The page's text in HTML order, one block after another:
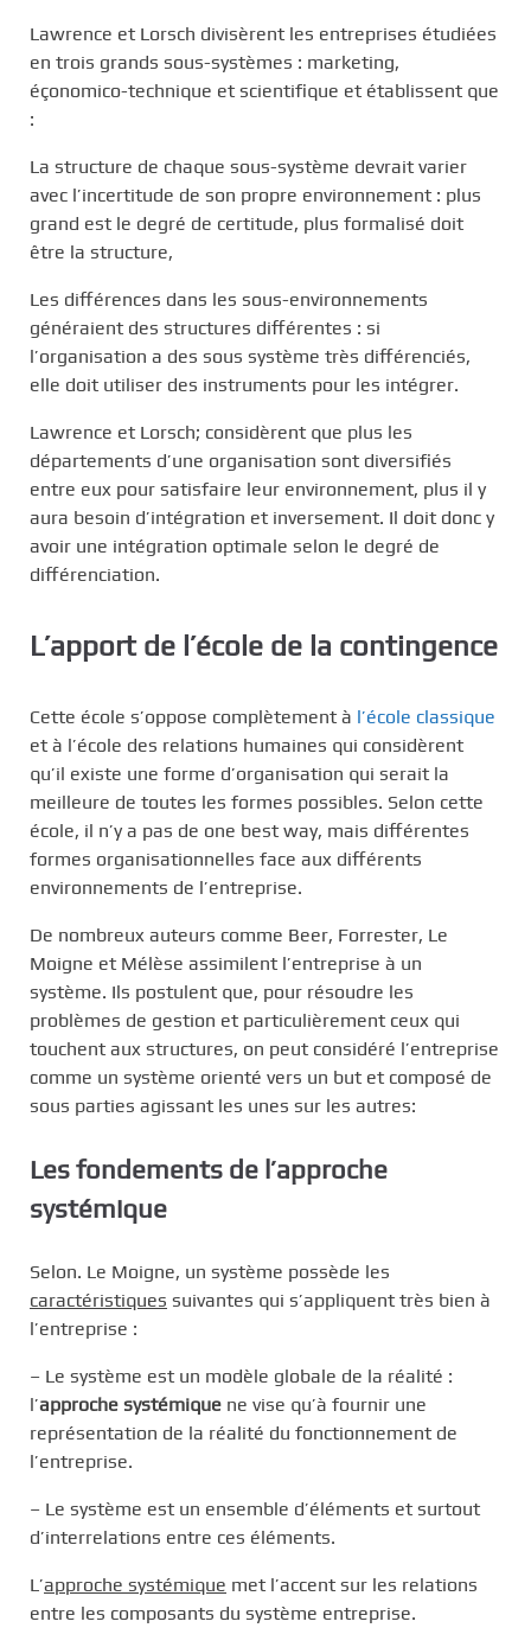
Lawrence et Lorsch divisèrent les entreprises étudiées
en trois grands sous-systèmes : marketing,
éçonomico-technique et scientifique et établissent que
:
La structure de chaque sous-système devrait varier
avec l’incertitude de son propre environnement : plus
grand est le degré de certitude, plus formalisé doit
être la structure,
Les différences dans les sous-environnements
généraient des structures différentes : si
l’organisation a des sous système très différenciés,
elle doit utiliser des instruments pour les intégrer.
Lawrence et Lorsch; considèrent que plus les
départements d’une organisation sont diversifiés
entre eux pour satisfaire leur environnement, plus il y
aura besoin d’intégration et inversement. Il doit donc y
avoir une intégration optimale selon le degré de
différenciation.
L’apport de l’école de la contingence
Cette école s’oppose complètement à l’école classique
et à l’école des relations humaines qui considèrent
qu’il existe une forme d’organisation qui serait la
meilleure de toutes les formes possibles. Selon cette
école, il n’y a pas de one best way, mais différentes
formes organisationnelles face aux différents
environnements de l’entreprise.
De nombreux auteurs comme Beer, Forrester, Le
Moigne et Mélèse assimilent l’entreprise à un
système. Ils postulent que, pour résoudre les
problèmes de gestion et particulièrement ceux qui
touchent aux structures, on peut considéré l’entreprise
comme un système orienté vers un but et composé de
sous parties agissant les unes sur les autres:
Les fondements de l’approche
systémique
Selon. Le Moigne, un système possède les
caractéristiques suivantes qui s’appliquent très bien à
l’entreprise :
– Le système est un modèle globale de la réalité :
l’approche systémique ne vise qu’à fournir une
représentation de la réalité du fonctionnement de
l’entreprise.
– Le système est un ensemble d’éléments et surtout
d’interrelations entre ces éléments.
L’approche systémique met l’accent sur les relations
entre les composants du système entreprise.